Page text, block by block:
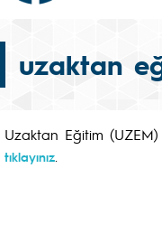
uzaktan
Uzaktan Eğitim (UZEM)
tıklayınız